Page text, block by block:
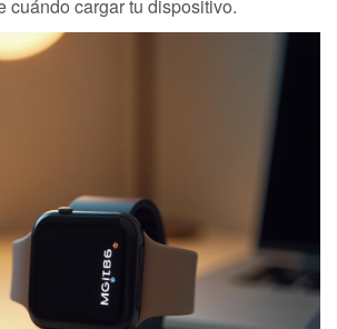
cuándo cargar tu dispositivo.